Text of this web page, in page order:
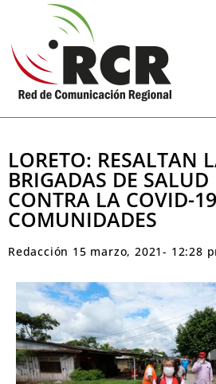
LORETO: RESALTAN
BRIGADAS DE
CONTRA LA COVID-
COMUNIDADES
Redacción 15 marzo, 2021- 12:28